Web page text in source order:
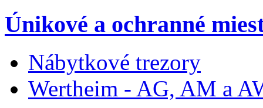
Únikové a ochranné
Nábytkové trezory
Wertheim - AG, AM a